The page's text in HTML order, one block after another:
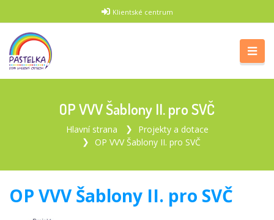
Klientské centrum
OP VVV Šablony II. pro SVČ
Hlavní strana
Projekty a dotace
OP VVV Šablony II. pro SVČ
OP VVV Šablony II. pro SVČ